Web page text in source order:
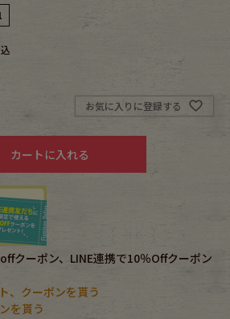
お気に入りに登録する
カートに入れる
クーポン、LINE連携で10％Offクーポン
、クーポンを貰う
を貰う